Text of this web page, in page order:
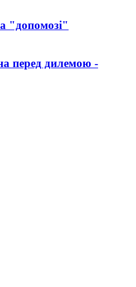
"допомозі"
перед дилемою -